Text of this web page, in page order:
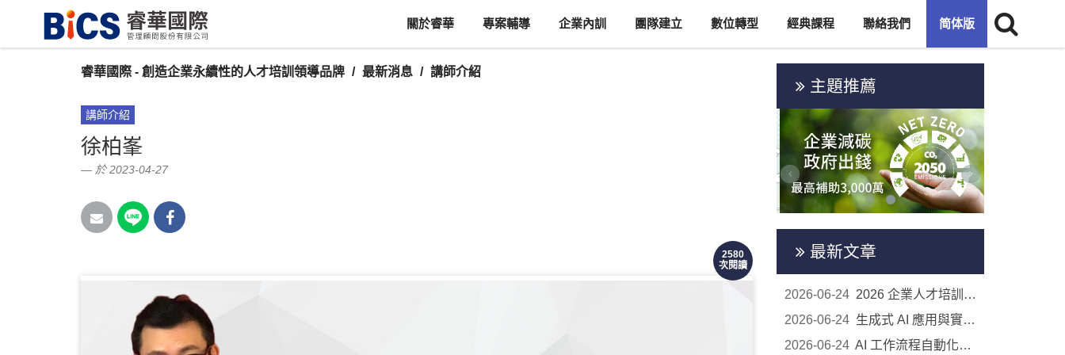
關於睿華 專案輔導 企業內訓 團隊建立 數位轉型 經典課程 聯絡我們 简体版
睿華國際 - 創造企業永續性的人才培訓領導品牌 最新消息 講師介紹
講師介紹
徐柏峯
於 2023-04-27
2580
次閱讀
主題推薦
最新文章
2026-06-24 2026 企業人才培訓公開班｜8 大主題課程開放報名
2026-06-24 生成式 AI 應用與實務工作導入｜2026 企業人才培訓...
2026-06-24 AI 工作流程自動化實戰｜2026 企業人才培訓公開班